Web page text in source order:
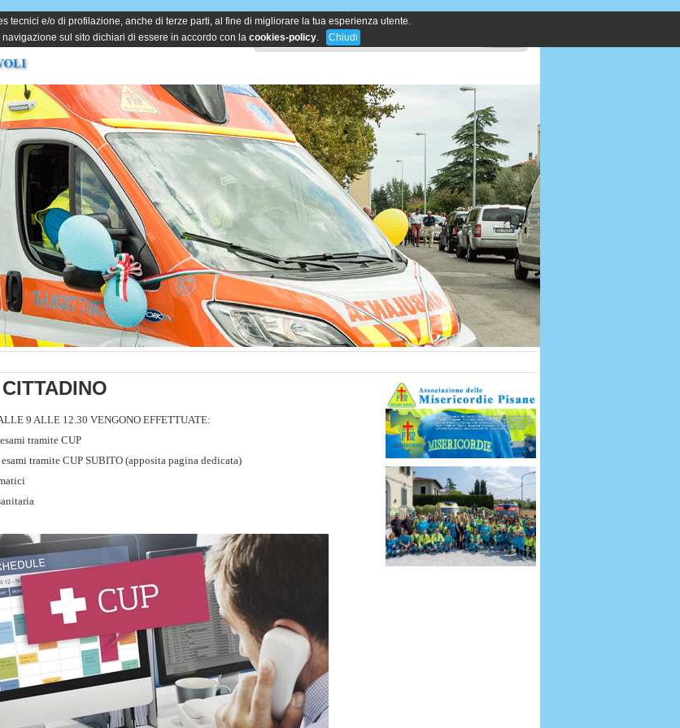
tecnici e/o di profilazione, anche di terze parti, al fine di migliorare la tua esperienza utente.
sul sito dichiari di essere in accordo con la cookies-policy. Chiudi
9 ALLE 12.30 VENGONO EFFETTUATE:
tramite CUP
tramite CUP SUBITO (apposita pagina dedicata)